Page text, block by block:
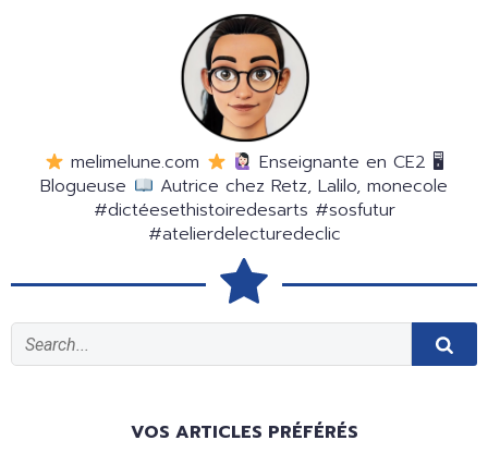
melimelune.com
Enseignante en CE2 🖥
Blogueuse
Autrice chez Retz, Lalilo, monecole
#dictéesethistoiredesarts #sosfutur
#atelierdelecturedeclic
VOS ARTICLES PRÉFÉRÉS